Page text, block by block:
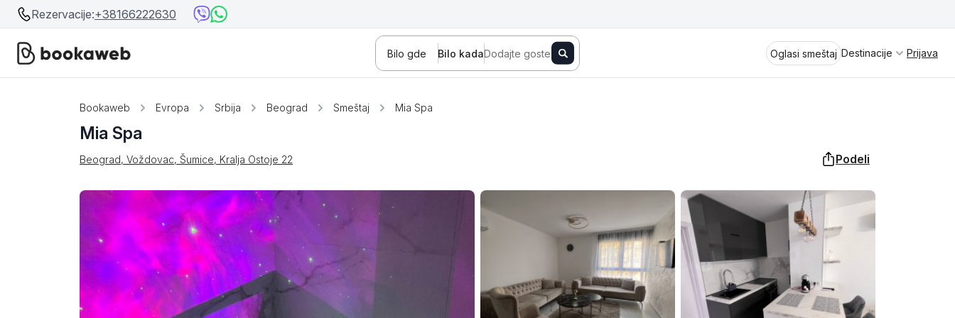
Rezervacije:+38166222630
Bilo gde Bilo kadaDodajte goste Oglasi smeštaj Destinacije
Bosna i Hercegovina
Crna Gora
Srbija
Beograd
Niš Sokobanja Vrnjačka Banja
Srebrno jezero Tara Stara planina Banja Vrujci Perućac
Prolom Banja Kragujevac Kladovo
Užice Bajina Bašta Jagodina Aranđelovac
Spremite se za virtuelno putovanje
kroz jednu od najlepših zemalja
Evrope i sveta. Uživaćete u prikazima
planinskih masiva poput Tare i Šar-
planine, ali i u ravničarskim predelima
prostrane Vojvodine. Istraživanje
tradicije i kulturnog dobra Srbije
otkriće vam pravu narav srpskog
Prijava
Bookaweb Evropa Srbija Beograd Smeštaj Mia Spa
Mia Spa
Beograd, Voždovac, Šumice, Kralja Ostoje 22 Podeli